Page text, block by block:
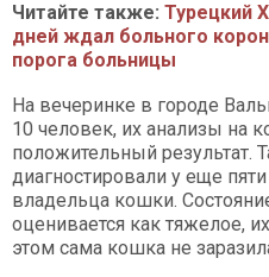
Читайте также: Турецкий
дней ждал больного
порога больницы
На вечеринке в городе
10 человек, их анализы на
положительный результат.
диагностировали у еще
владельца кошки.
оценивается как тяжелое,
этом сама кошка не